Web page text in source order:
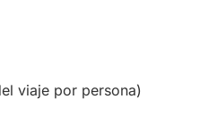
viaje por persona)